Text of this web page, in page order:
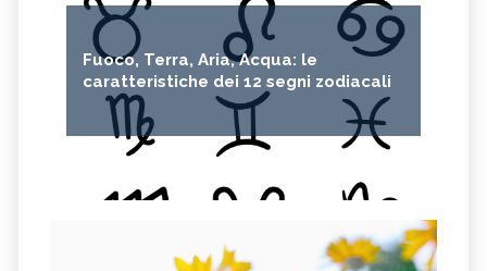
Fuoco, Terra, Aria, Acqua: le
caratteristiche dei 12 segni zodiacali